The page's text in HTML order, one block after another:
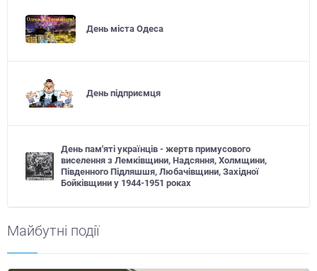
День міста Одеса
День підприємця
День пам'яті українців - жертв примусового
виселення з Лемківщини, Надсяння, Холмщини,
Південного Підляшшя, Любачівщини, Західної
Бойківщини у 1944-1951 роках
Майбутні події